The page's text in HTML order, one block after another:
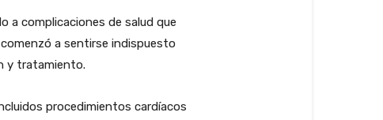
a complicaciones de salud que
a sentirse indispuesto
y tratamiento.
procedimientos cardíacos